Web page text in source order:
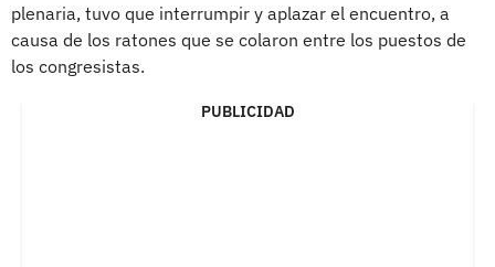
plenaria, tuvo que interrumpir y aplazar el encuentro, a
causa de los ratones que se colaron entre los puestos de
los congresistas.
PUBLICIDAD